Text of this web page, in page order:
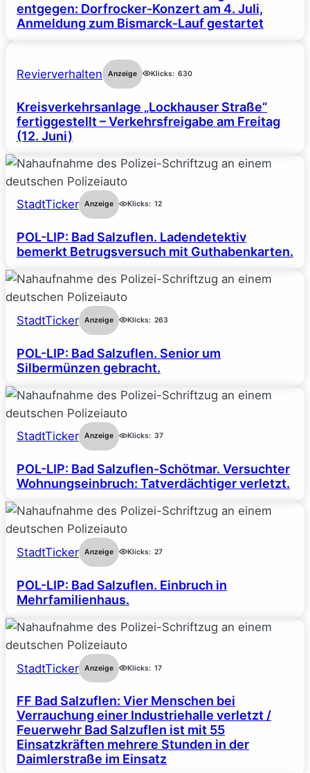
entgegen: Dorfrocker-Konzert am 4. Juli,
Anmeldung zum Bismarck-Lauf gestartet
Revierverhalten Anzeige Klicks: 630
Kreisverkehrsanlage „Lockhauser Straße“
fertiggestellt – Verkehrsfreigabe am Freitag
(12. Juni)
StadtTicker Anzeige Klicks: 12
POL-LIP: Bad Salzuflen. Ladendetektiv
bemerkt Betrugsversuch mit Guthabenkarten.
StadtTicker Anzeige Klicks: 263
POL-LIP: Bad Salzuflen. Senior um
Silbermünzen gebracht.
StadtTicker Anzeige Klicks: 37
POL-LIP: Bad Salzuflen-Schötmar. Versuchter
Wohnungseinbruch: Tatverdächtiger verletzt.
StadtTicker Anzeige Klicks: 27
POL-LIP: Bad Salzuflen. Einbruch in
Mehrfamilienhaus.
StadtTicker Anzeige Klicks: 17
FF Bad Salzuflen: Vier Menschen bei
Verrauchung einer Industriehalle verletzt /
Feuerwehr Bad Salzuflen ist mit 55
Einsatzkräften mehrere Stunden in der
Daimlerstraße im Einsatz